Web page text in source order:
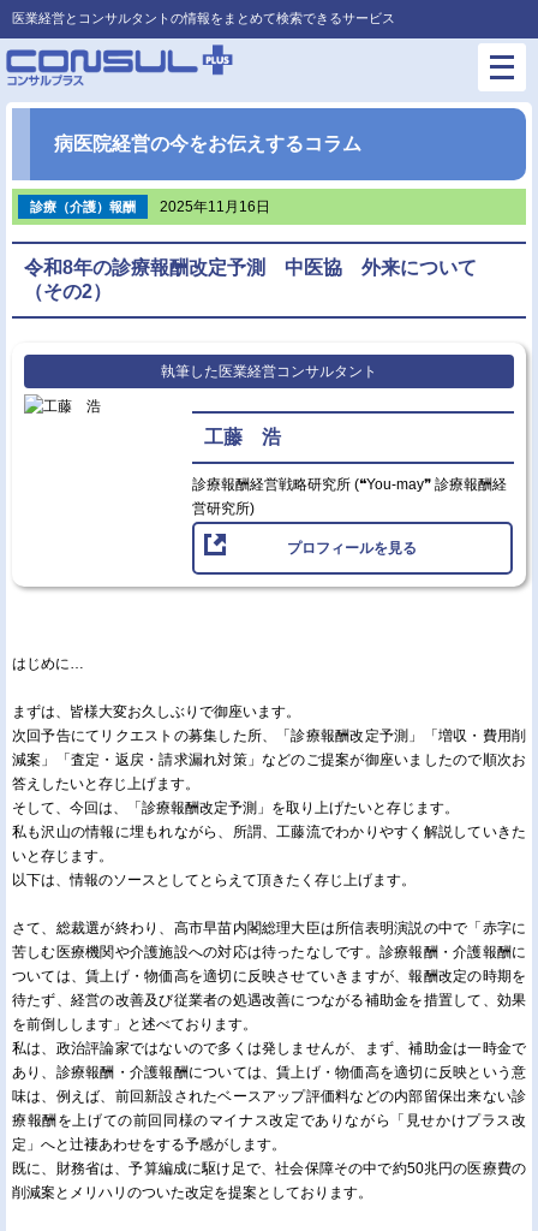
医業経営とコンサルタントの情報をまとめて検索できるサービス
病医院経営の今をお伝えするコラム
診療（介護）報酬 2025年11月16日
令和8年の診療報酬改定予測 中医協 外来について
（その2）
執筆した医業経営コンサルタント
工藤 浩
診療報酬経営戦略研究所 (❝You-may❞ 診療報酬経
営研究所)
プロフィールを見る
はじめに…
まずは、皆様大変お久しぶりで御座います。
次回予告にてリクエストの募集した所、「診療報酬改定予測」「増収・費用削
減案」「査定・返戻・請求漏れ対策」などのご提案が御座いましたので順次お
答えしたいと存じ上げます。
そして、今回は、「診療報酬改定予測」を取り上げたいと存じます。
私も沢山の情報に埋もれながら、所謂、工藤流でわかりやすく解説していきた
いと存じます。
以下は、情報のソースとしてとらえて頂きたく存じ上げます。
さて、総裁選が終わり、高市早苗内閣総理大臣は所信表明演説の中で「赤字に
苦しむ医療機関や介護施設への対応は待ったなしです。診療報酬・介護報酬に
ついては、賃上げ・物価高を適切に反映させていきますが、報酬改定の時期を
待たず、経営の改善及び従業者の処遇改善につながる補助金を措置して、効果
を前倒しします」と述べております。
私は、政治評論家ではないので多くは発しませんが、まず、補助金は一時金で
あり、診療報酬・介護報酬については、賃上げ・物価高を適切に反映という意
味は、例えば、前回新設されたベースアップ評価料などの内部留保出来ない診
療報酬を上げての前回同様のマイナス改定でありながら「見せかけプラス改
定」へと辻褄あわせをする予感がします。
既に、財務省は、予算編成に駆け足で、社会保障その中で約50兆円の医療費の
削減案とメリハリのついた改定を提案としております。